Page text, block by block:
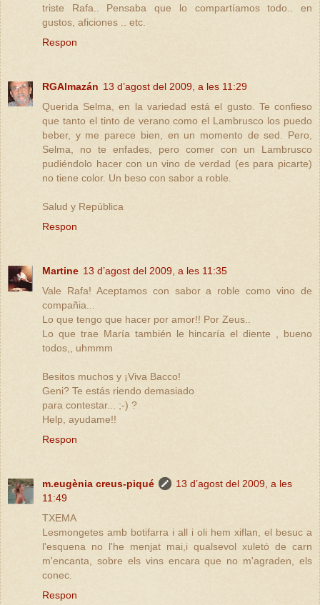
triste Rafa.. Pensaba que lo compartíamos todo.. en
gustos, aficiones .. etc.
Respon
RGAlmazán 13 d’agost del 2009, a les 11:29
Querida Selma, en la variedad está el gusto. Te confieso
que tanto el tinto de verano como el Lambrusco los puedo
beber, y me parece bien, en un momento de sed. Pero,
Selma, no te enfades, pero comer con un Lambrusco
pudiéndolo hacer con un vino de verdad (es para picarte)
no tiene color. Un beso con sabor a roble.
Salud y República
Respon
Martine 13 d’agost del 2009, a les 11:35
Vale Rafa! Aceptamos con sabor a roble como vino de
compañia...
Lo que tengo que hacer por amor!! Por Zeus..
Lo que trae María también le hincaría el diente , bueno
todos,, uhmmm
Besitos muchos y ¡Viva Bacco!
Geni? Te estás riendo demasiado
para contestar... ;-) ?
Help, ayudame!!
Respon
m.eugènia creus-piqué
13 d’agost del 2009, a les
11:49
TXEMA
Lesmongetes amb botifarra i all i oli hem xiflan, el besuc a
l'esquena no l'he menjat mai,i qualsevol xuletó de carn
m'encanta, sobre els vins encara que no m'agraden, els
conec.
Respon